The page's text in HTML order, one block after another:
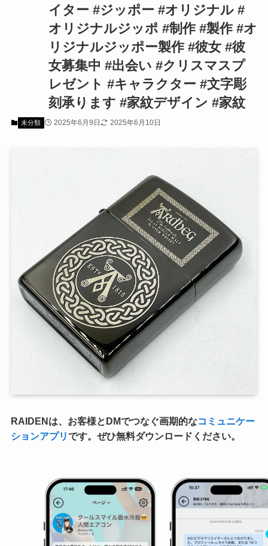
イター #ジッポー #オリジナル #
オリジナルジッポ #制作 #製作 #オ
リジナルジッポー製作 #彼女 #彼
女募集中 #出会い #クリスマスプ
レゼント #キャラクター #文字彫
刻承ります #家紋デザイン #家紋
未分類 2025年6月9日 2025年6月10日
RAIDENは、お客様とDMでつなぐ画期的なコミュニケー
ションアプリです。ぜひ無料ダウンロードください。